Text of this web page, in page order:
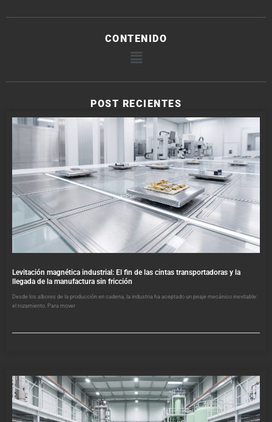
CONTENIDO
POST RECIENTES
Levitación magnética industrial: El fin de las cintas transportadoras y la
llegada de la manufactura sin fricción
Desde los albores de la producción en cadena, la industria ha aceptado un peaje mecánico inevitable:
el rozamiento. Para mover